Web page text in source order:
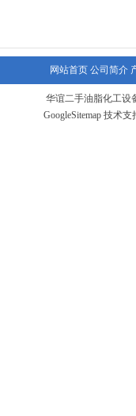
网站首页 公司简介
华谊二手油脂化工设
GoogleSitemap 技术支